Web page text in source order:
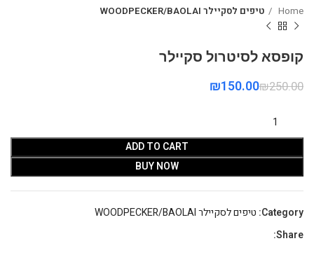
Home טיפים לסקיילר WOODPECKER/BAOLAI
קופסא לסיטרול סקיילר
₪250.00
₪150.00
ADD TO CART
BUY NOW
Category: טיפים לסקיילר WOODPECKER/BAOLAI
Share: